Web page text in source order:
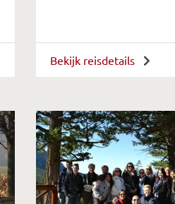
Bekijk reisdetails